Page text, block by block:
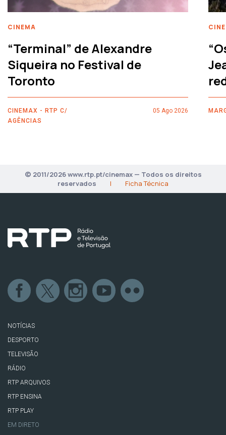
CINEMA
“Terminal” de Alexandre
Siqueira no Festival de
Toronto
CINEMAX - RTP C/
AGÊNCIAS
05 Ago 2026
© 2011/2026 www.rtp.pt/cinemax — Todos os direitos
reservados
| Ficha Técnica
NOTÍCIAS
DESPORTO
TELEVISÃO
RÁDIO
RTP ARQUIVOS
RTP ENSINA
RTP PLAY
EM DIRETO